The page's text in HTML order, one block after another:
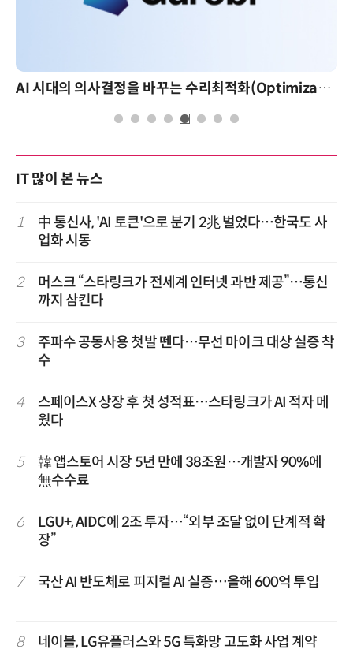
AI 시대의 의사결정을 바꾸는 수리최적화(Optimization): 실제 산업 적용 사례와 활용 전략
IT 많이 본 뉴스
1
中 통신사, 'AI 토큰'으로 분기 2兆 벌었다…한국도 사
업화 시동
2
머스크 “스타링크가 전세계 인터넷 과반 제공”…통신
까지 삼킨다
3
주파수 공동사용 첫발 뗀다…무선 마이크 대상 실증 착
수
4
스페이스X 상장 후 첫 성적표…스타링크가 AI 적자 메
웠다
5
韓 앱스토어 시장 5년 만에 38조원…개발자 90%에
無수수료
6
LGU+, AIDC에 2조 투자…“외부 조달 없이 단계적 확
장”
7 국산 AI 반도체로 피지컬 AI 실증…올해 600억 투입
8 네이블, LG유플러스와 5G 특화망 고도화 사업 계약